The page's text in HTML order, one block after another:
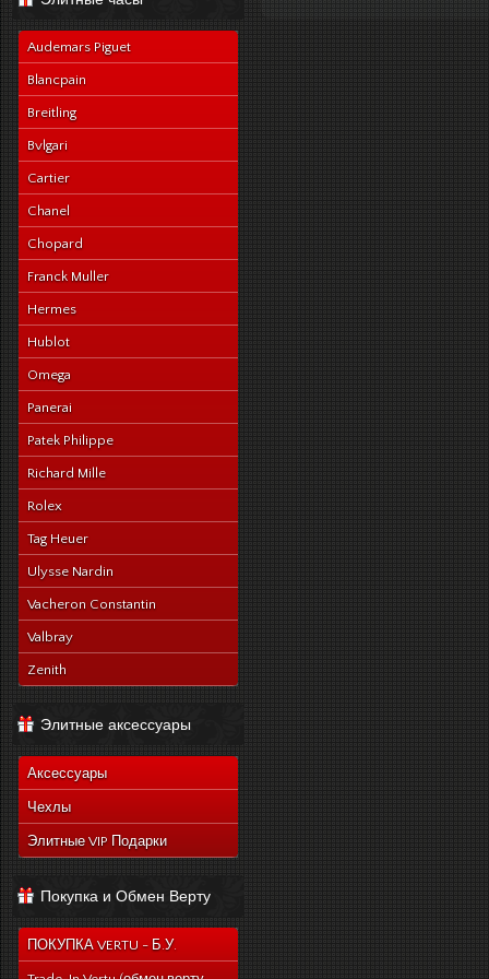
Audemars Piguet
Blancpain
Breitling
Bvlgari
Cartier
Chanel
Chopard
Franck Muller
Hermes
Hublot
Omega
Panerai
Patek Philippe
Richard Mille
Rolex
Tag Heuer
Ulysse Nardin
Vacheron Constantin
Valbray
Zenith
Элитные аксессуары
Аксессуары
Чехлы
Элитные VIP Подарки
Покупка и Обмен Верту
ПОКУПКА VERTU - Б.У.